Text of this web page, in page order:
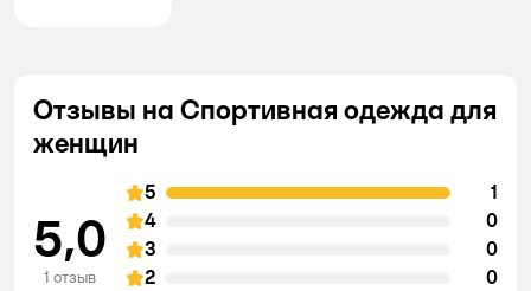
Отзывы на Спортивная одежда для
женщин
5,0
1 отзыв
5
1
4
0
3
0
2
0